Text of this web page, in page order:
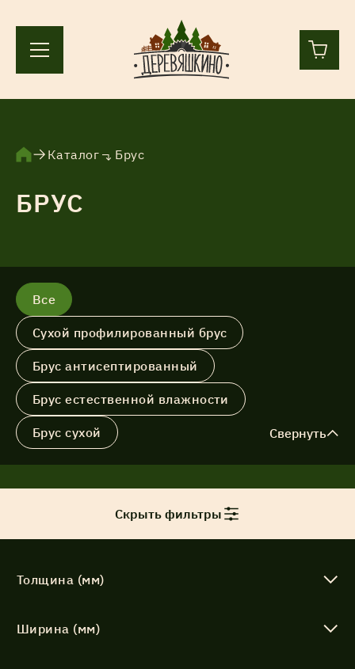
Ленинградская область, Всеволожский р-н, пос.
Лесколово, земля Аньялово.
Каталог
Услуги
Акции
Статьи
Каталог Брус
БРУС
Все
Сухой профилированный брус
Брус антисептированный
Брус естественной влажности
Брус сухой Свернуть
Скрыть фильтры
Толщина (мм)
Ширина (мм)
Соглашение об обработке
Соглашение об обработке